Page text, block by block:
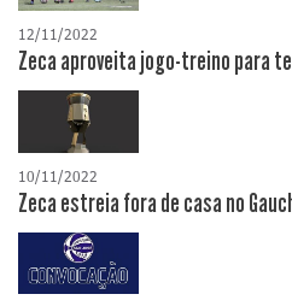
12/11/2022
Zeca aproveita jogo-treino para
10/11/2022
Zeca estreia fora de casa no